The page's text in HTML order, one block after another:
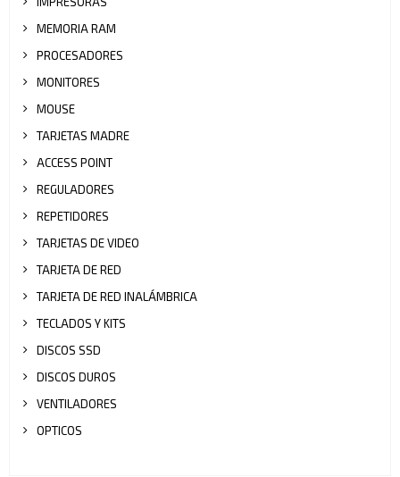
MEMORIA RAM
PROCESADORES
MONITORES
MOUSE
TARJETAS MADRE
ACCESS POINT
REGULADORES
REPETIDORES
TARJETAS DE VIDEO
TARJETA DE RED
TARJETA DE RED INALÁMBRICA
TECLADOS Y KITS
DISCOS SSD
DISCOS DUROS
VENTILADORES
OPTICOS